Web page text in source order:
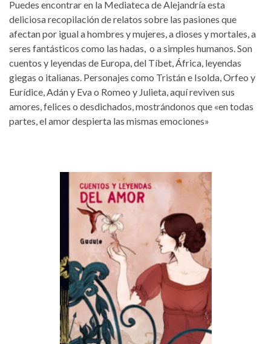
Puedes encontrar en la Mediateca de Alejandría esta
deliciosa recopilación de relatos sobre las pasiones que
afectan por igual a hombres y mujeres, a dioses y mortales, a
seres fantásticos como las hadas, o a simples humanos. Son
cuentos y leyendas de Europa, del Tíbet, África, leyendas
giegas o italianas. Personajes como Tristán e Isolda, Orfeo y
Eurídice, Adán y Eva o Romeo y Julieta, aquí reviven sus
amores, felices o desdichados, mostrándonos que «en todas
partes, el amor despierta las mismas emociones»